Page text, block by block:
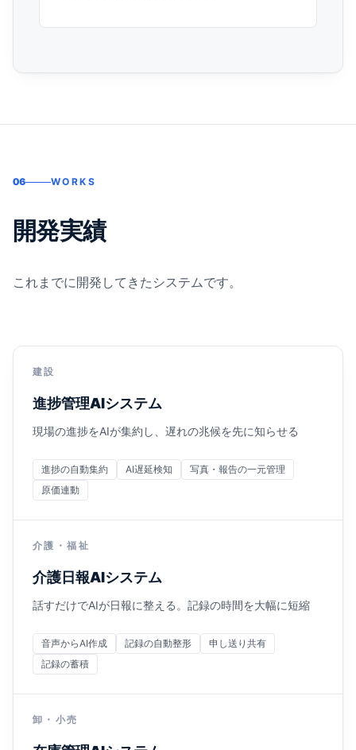
06 WORKS
開発実績
これまでに開発してきたシステムです。
建設
進捗管理AIシステム
現場の進捗をAIが集約し、遅れの兆候を先に知らせる
進捗の自動集約 AI遅延検知
写真・報告の一元管理
原価連動
介護・福祉
介護日報AIシステム
話すだけでAIが日報に整える。記録の時間を大幅に短縮
音声からAI作成 記録の自動整形
申し送り共有
記録の蓄積
卸・小売